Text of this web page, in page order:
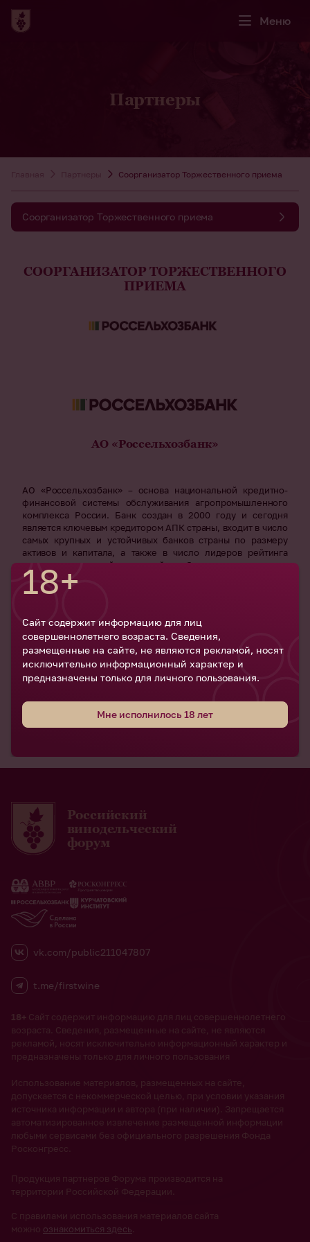
Меню
Партнеры
Главная Партнеры Соорганизатор Торжественного приема
Соорганизатор Торжественного приема
СООРГАНИЗАТОР ТОРЖЕСТВЕННОГО
ПРИЕМА
АО «Россельхозбанк»
АО «Россельхозбанк» – основа национальной кредитно-
финансовой системы обслуживания агропромышленного
комплекса России. Банк создан в 2000 году и сегодня
является ключевым кредитором АПК страны, входит в число
самых крупных и устойчивых банков страны по размеру
активов и капитала, а также в число лидеров рейтинга
надежности крупнейших российских банков.
Борис Листов — Председатель Правления, член
Наблюдательного совета АО «Россельхозбанк»
Российский
винодельческий
форум
vk.com/public211047807
t.me/firstwine
18+ Сайт содержит информацию для лиц совершеннолетнего
возраста. Сведения, размещенные на сайте, не являются
рекламой, носят исключительно информационный характер и
предназначены только для личного пользования
Использование материалов, размещенных на сайте,
допускается с некоммерческой целью, при условии указания
источника информации и автора (при наличии). Запрещается
автоматизированное извлечение размещенной информации
любыми сервисами без официального разрешения Фонда
Росконгресс.
Продукция партнеров Форума производится на
территории Российской Федерации.
С правилами использования материалов сайта
можно ознакомиться здесь
18+
Сайт содержит информацию для лиц
совершеннолетнего возраста. Сведения,
размещенные на сайте, не являются рекламой, носят
исключительно информационный характер и
предназначены только для личного пользования.
Мне исполнилось 18 лет